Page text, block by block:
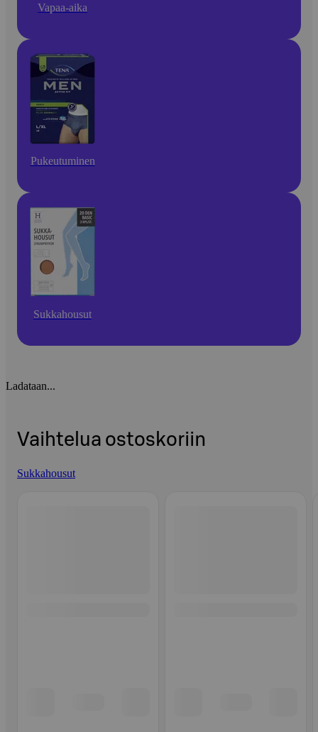
Vapaa-aika
Pukeutuminen
Sukkahousut
Ladataan...
Vaihtelua ostoskoriin
Sukkahousut